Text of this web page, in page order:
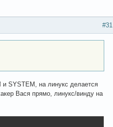
#31
и SYSTEM, на линукс делается
Вася прямо, линукс/винду на